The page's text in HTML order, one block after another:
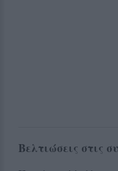
Βελτιώσεις στις